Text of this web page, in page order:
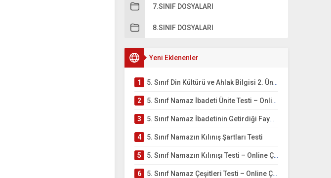
7.SINIF DOSYALARI
8.SINIF DOSYALARI
Yeni Eklenenler
1 5. Sınıf Din Kültürü ve Ahlak Bilgisi 2. Ünite: Namaz İbadeti Çalışmaları
2 5. Sınıf Namaz İbadeti Ünite Testi – Online Çöz
3 5. Sınıf Namaz İbadetinin Getirdiği Faydalar Testi
4 5. Sınıf Namazın Kılınış Şartları Testi
5 5. Sınıf Namazın Kılınışı Testi – Online Çöz
6 5. Sınıf Namaz Çeşitleri Testi – Online Çöz